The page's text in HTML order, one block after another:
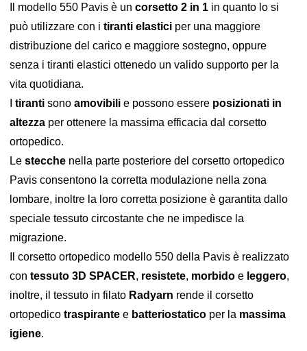
Il modello 550 Pavis è un corsetto 2 in 1 in quanto lo si
può utilizzare con i tiranti elastici per una maggiore
distribuzione del carico e maggiore sostegno, oppure
senza i tiranti elastici ottenedo un valido supporto per la
vita quotidiana.
tiranti sono amovibili e possono essere posizionati in
altezza per ottenere la massima efficacia dal corsetto
ortopedico.
Le stecche nella parte posteriore del corsetto ortopedico
Pavis consentono la corretta modulazione nella zona
lombare, inoltre la loro corretta posizione è garantita dallo
speciale tessuto circostante che ne impedisce la
migrazione.
Il corsetto ortopedico modello 550 della Pavis è realizzato
con tessuto 3D SPACER, resistete, morbido e leggero,
inoltre, il tessuto in filato Radyarn rende il corsetto
ortopedico traspirante e batteriostatico per la massima
igiene.